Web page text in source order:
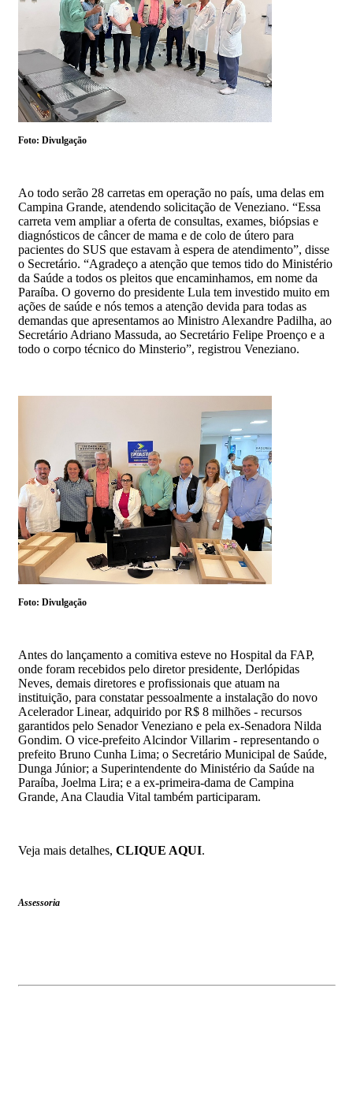
Foto: Divulgação
Ao todo serão 28 carretas em operação no país, uma delas em
Campina Grande, atendendo solicitação de Veneziano. “Essa
carreta vem ampliar a oferta de consultas, exames, biópsias e
diagnósticos de câncer de mama e de colo de útero para
pacientes do SUS que estavam à espera de atendimento”, disse
o Secretário. “Agradeço a atenção que temos tido do Ministério
da Saúde a todos os pleitos que encaminhamos, em nome da
Paraíba. O governo do presidente Lula tem investido muito em
ações de saúde e nós temos a atenção devida para todas as
demandas que apresentamos ao Ministro Alexandre Padilha, ao
Secretário Adriano Massuda, ao Secretário Felipe Proenço e a
todo o corpo técnico do Minsterio”, registrou Veneziano.
Foto: Divulgação
Antes do lançamento a comitiva esteve no Hospital da FAP,
onde foram recebidos pelo diretor presidente, Derlópidas
Neves, demais diretores e profissionais que atuam na
instituição, para constatar pessoalmente a instalação do novo
Acelerador Linear, adquirido por R$ 8 milhões - recursos
garantidos pelo Senador Veneziano e pela ex-Senadora Nilda
Gondim. O vice-prefeito Alcindor Villarim - representando o
prefeito Bruno Cunha Lima; o Secretário Municipal de Saúde,
Dunga Júnior; a Superintendente do Ministério da Saúde na
Paraíba, Joelma Lira; e a ex-primeira-dama de Campina
Grande, Ana Claudia Vital também participaram.
Veja mais detalhes, CLIQUE AQUI.
Assessoria